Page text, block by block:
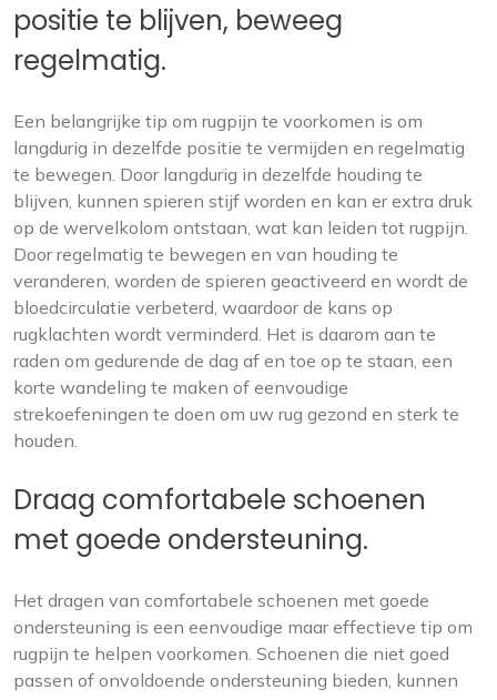
positie te blijven, beweeg
regelmatig.
Een belangrijke tip om rugpijn te voorkomen is om
langdurig in dezelfde positie te vermijden en regelmatig
te bewegen. Door langdurig in dezelfde houding te
blijven, kunnen spieren stijf worden en kan er extra druk
op de wervelkolom ontstaan, wat kan leiden tot rugpijn.
Door regelmatig te bewegen en van houding te
veranderen, worden de spieren geactiveerd en wordt de
bloedcirculatie verbeterd, waardoor de kans op
rugklachten wordt verminderd. Het is daarom aan te
raden om gedurende de dag af en toe op te staan, een
korte wandeling te maken of eenvoudige
strekoefeningen te doen om uw rug gezond en sterk te
houden.
Draag comfortabele schoenen
met goede ondersteuning.
Het dragen van comfortabele schoenen met goede
ondersteuning is een eenvoudige maar effectieve tip om
rugpijn te helpen voorkomen. Schoenen die niet goed
passen of onvoldoende ondersteuning bieden, kunnen